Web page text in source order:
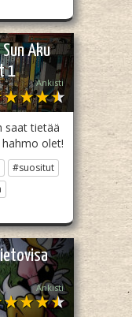
Aku
1
Ankisti
saat tietää
olet!
#suositut
Ankisti